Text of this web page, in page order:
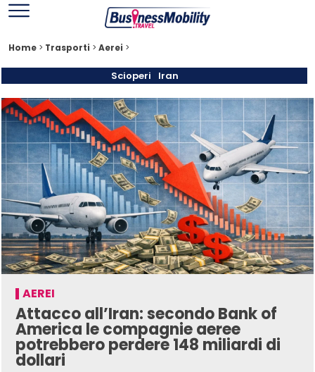
Home > Trasporti > Aerei >
Scioperi Iran
AEREI
Attacco all’Iran: secondo Bank of
America le compagnie aeree
potrebbero perdere 148 miliardi di
dollari